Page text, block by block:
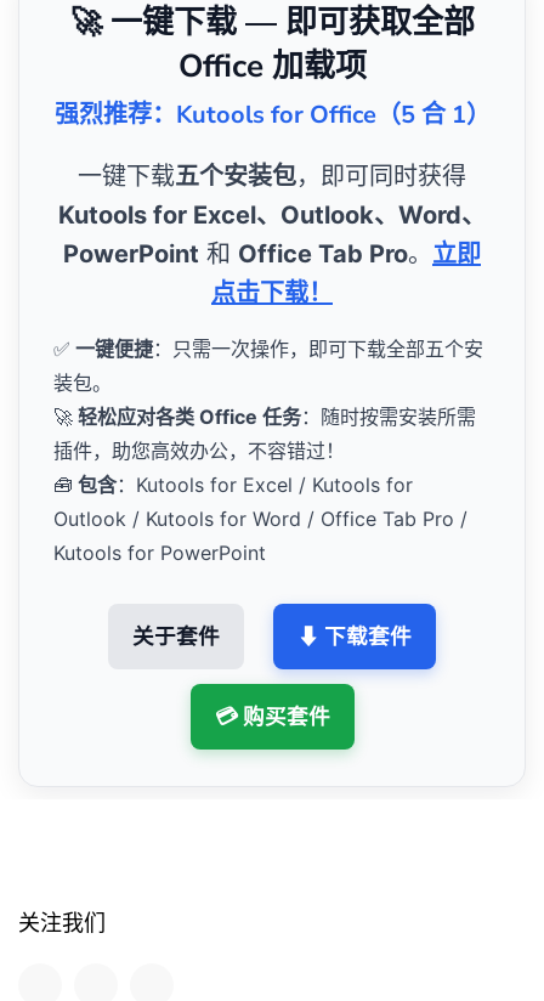
🚀 一键下载 — 即可获取全部
Office 加载项
强烈推荐：Kutools for Office（5 合 1）
一键下载五个安装包，即可同时获得
Kutools for Excel、Outlook、Word、
PowerPoint 和 Office Tab Pro。 立即
点击下载！
✅ 一键便捷：只需一次操作，即可下载全部五个安
装包。
🚀 轻松应对各类 Office 任务：随时按需安装所需
插件，助您高效办公，不容错过！
🧰 包含：Kutools for Excel / Kutools for
Outlook / Kutools for Word / Office Tab Pro /
Kutools for PowerPoint
关于套件 ⬇ 下载套件
💳 购买套件
关注我们